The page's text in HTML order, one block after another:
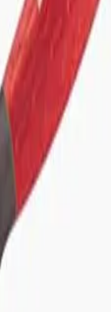
Testberichten und
MwSt., ggf.